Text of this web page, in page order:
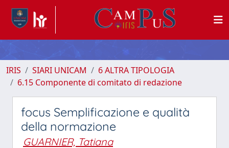
IRIS SIARI UNICAM
6 ALTRA TIPOLOGIA
6.15 Componente di comitato di redazione
focus Semplificazione e qualità
della normazione
GUARNIER, Tatiana